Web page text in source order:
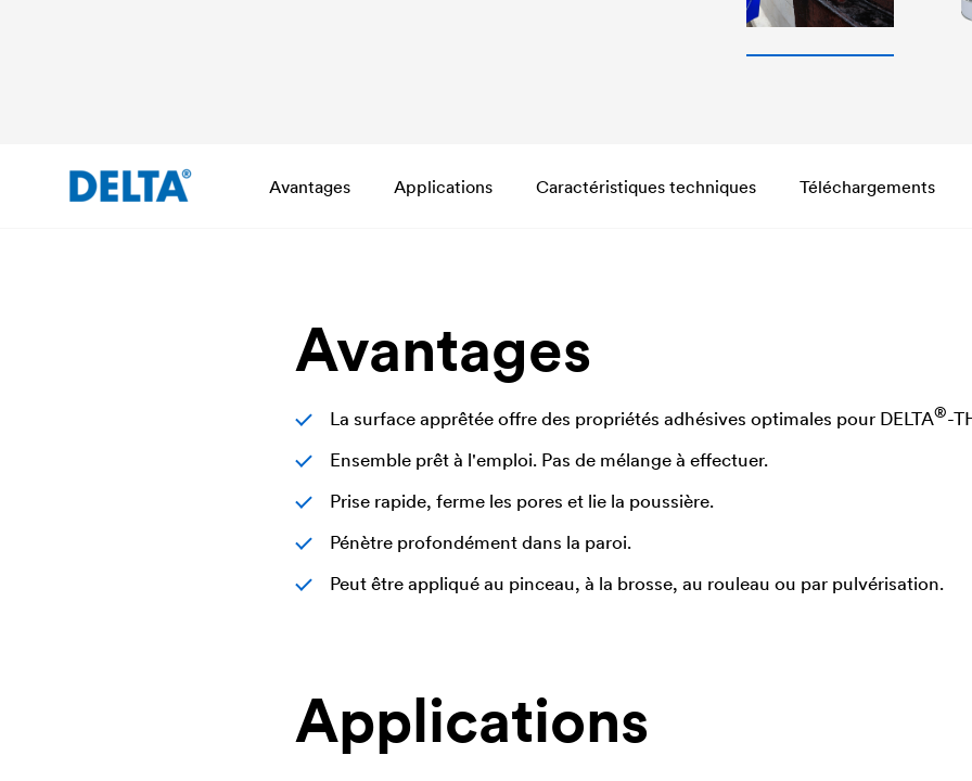
Avantages Applications Caractéristiques techniques Téléchargements
Avantages
La surface apprêtée offre des propriétés adhésives optimales pour DELTA®-
Ensemble prêt à l'emploi. Pas de mélange à effectuer.
Prise rapide, ferme les pores et lie la poussière.
Pénètre profondément dans la paroi.
Peut être appliqué au pinceau, à la brosse, au rouleau ou par pulvérisation.
Applications